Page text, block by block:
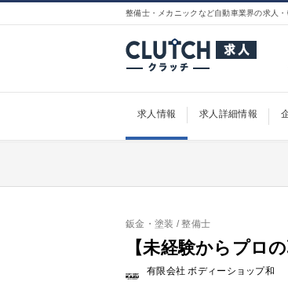
整備士・メカニックなど自動車業界の求人・
求人情報 求人詳細情報
鈑金・塗装 / 整備士
【未経験からプロ
有限会社 ボディーショップ和